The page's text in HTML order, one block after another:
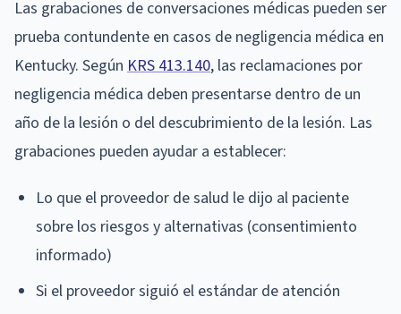
Las grabaciones de conversaciones médicas pueden ser
prueba contundente en casos de negligencia médica en
Kentucky. Según KRS 413.140, las reclamaciones por
negligencia médica deben presentarse dentro de un
año de la lesión o del descubrimiento de la lesión. Las
grabaciones pueden ayudar a establecer:
Lo que el proveedor de salud le dijo al paciente
sobre los riesgos y alternativas (consentimiento
informado)
Si el proveedor siguió el estándar de atención